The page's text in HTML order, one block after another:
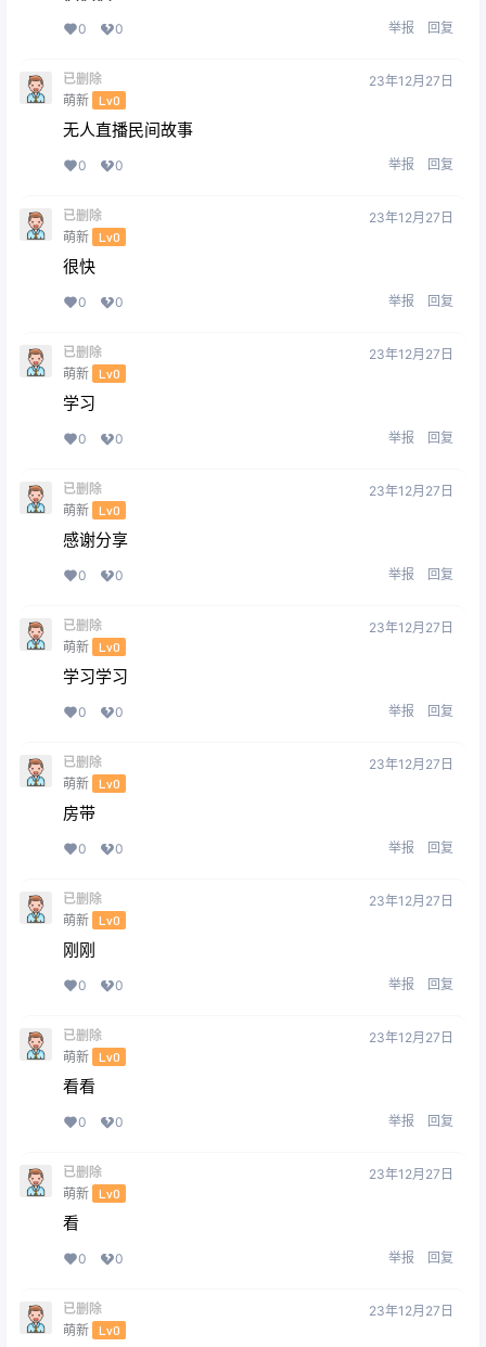
0 0 举报 回复
已删除
萌新 Lv0
23年12月27日
无人直播民间故事
0 0 举报 回复
已删除
萌新 Lv0
23年12月27日
很快
0 0 举报 回复
已删除
萌新 Lv0
23年12月27日
学习
0 0 举报 回复
已删除
萌新 Lv0
23年12月27日
感谢分享
0 0 举报 回复
已删除
萌新 Lv0
23年12月27日
学习学习
0 0 举报 回复
已删除
萌新 Lv0
23年12月27日
房带
0 0 举报 回复
已删除
萌新 Lv0
23年12月27日
刚刚
0 0 举报 回复
已删除
萌新 Lv0
23年12月27日
看看
0 0 举报 回复
已删除
萌新 Lv0
23年12月27日
看
0 0 举报 回复
已删除
萌新 Lv0
23年12月27日